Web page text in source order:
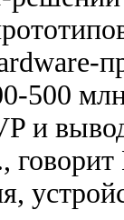
500
и